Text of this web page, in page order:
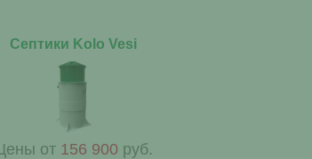
Септики Kolo Vesi
от 156 900 руб.